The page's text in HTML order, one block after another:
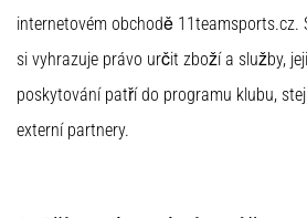
новите
футболни
Nike
Phantom
internetovém obchodě 11teamsports.cz.
si vyhrazuje právo určit zboží a služby,
poskytování patří do programu klubu,
externí partnery.